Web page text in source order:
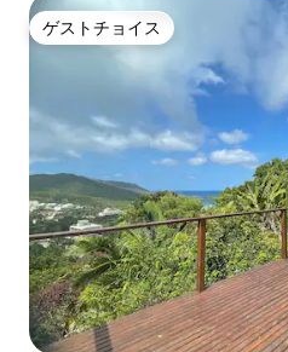
ゲストチョイス
ゲストチョイス